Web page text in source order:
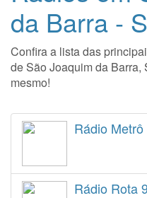
da Barra -
Confira a lista das
de São Joaquim da
mesmo!
Rádio
Rádio Rota